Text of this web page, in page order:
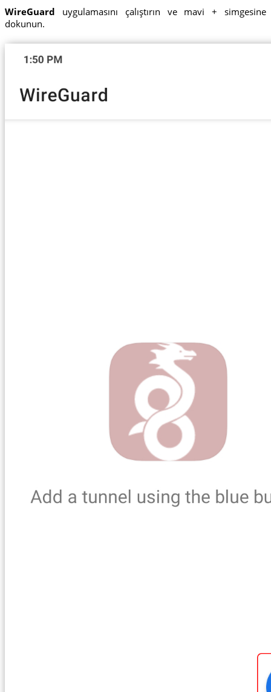
WireGuard uygulamasını çalıştırın ve mavi + simgesine
dokunun.